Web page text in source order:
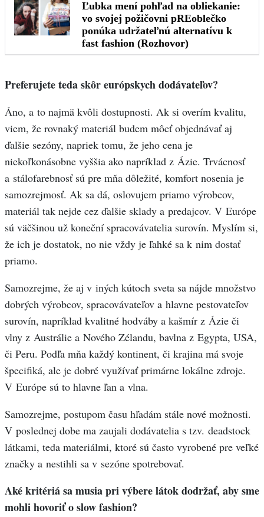
Preferujete teda skôr európskych dodávateľov?
Áno, a to najmä kvôli dostupnosti. Ak si overím kvalitu,
viem, že rovnaký materiál budem môcť objednávať aj
ďalšie sezóny, napriek tomu, že jeho cena je
niekoľkonásobne vyššia ako napríklad z Ázie. Trvácnosť
a stálofarebnosť sú pre mňa dôležité, komfort nosenia je
samozrejmosť. Ak sa dá, oslovujem priamo výrobcov,
materiál tak nejde cez ďalšie sklady a predajcov. V Európe
sú väčšinou už koneční spracovávatelia surovín. Myslím si,
že ich je dostatok, no nie vždy je ľahké sa k nim dostať
priamo.
Samozrejme, že aj v iných kútoch sveta sa nájde množstvo
dobrých výrobcov, spracovávateľov a hlavne pestovateľov
surovín, napríklad kvalitné hodváby a kašmír z Ázie či
vlny z Austrálie a Nového Zélandu, bavlna z Egypta, USA,
či Peru. Podľa mňa každý kontinent, či krajina má svoje
špecifiká, ale je dobré využívať primárne lokálne zdroje.
V Európe sú to hlavne ľan a vlna.
Samozrejme, postupom času hľadám stále nové možnosti.
V poslednej dobe ma zaujali dodávatelia s tzv. deadstock
látkami, teda materiálmi, ktoré sú často vyrobené pre veľké
značky a nestihli sa v sezóne spotrebovať.
Aké kritériá sa musia pri výbere látok dodržať, aby sme
mohli hovoriť o slow fashion?